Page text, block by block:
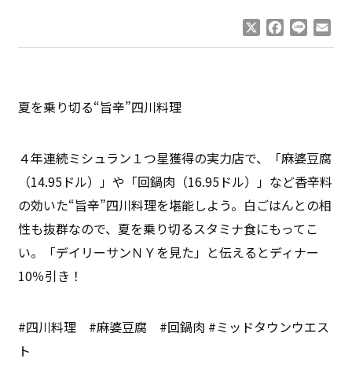
Facebook
Line
夏を乗り切る“旨辛”四川料理
４年連続ミシュラン１つ星獲得の実力店で、「麻婆豆腐
（14.95ドル）」や「回鍋肉（16.95ドル）」など香辛料
の効いた“旨辛”四川料理を堪能しよう。白ごはんとの相
性も抜群なので、夏を乗り切るスタミナ食にもってこ
い。「デイリーサンＮＹを見た」と伝えるとディナー
10％引き！
#四川料理 #麻婆豆腐 #回鍋肉 #ミッドタウンウエス
ト